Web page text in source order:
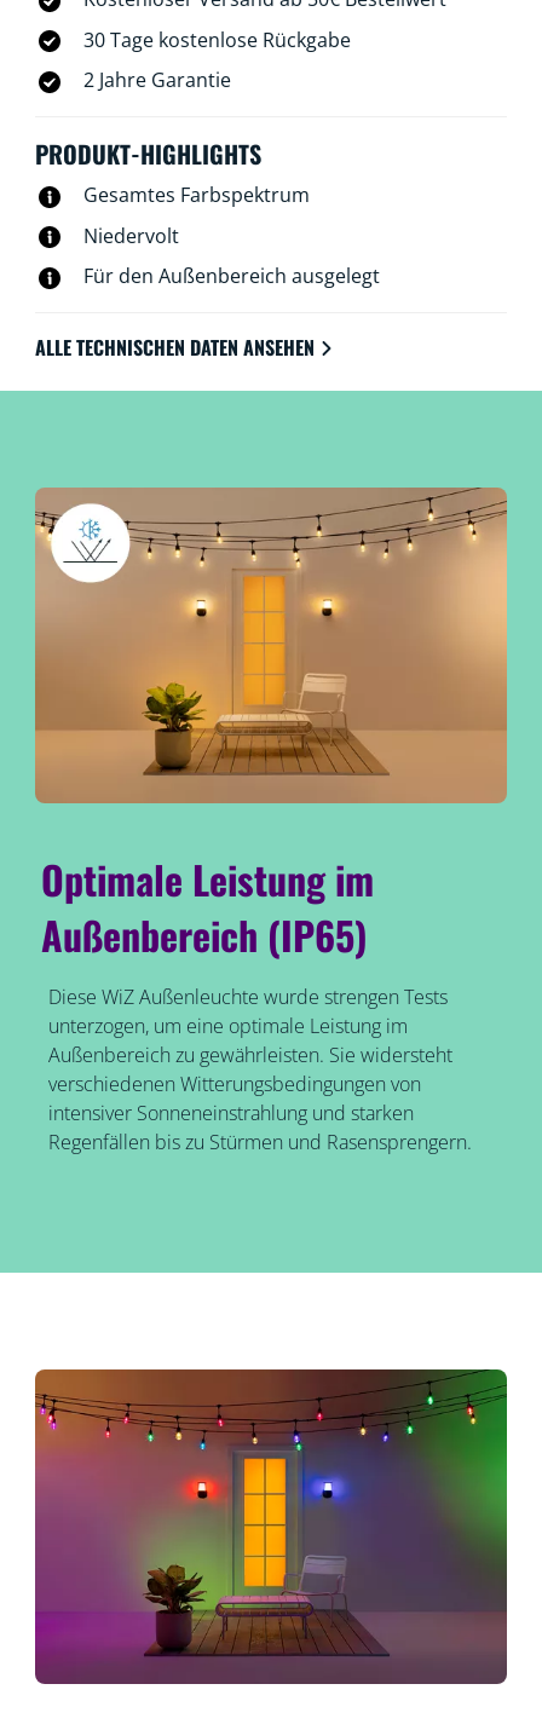
30 Tage kostenlose Rückgabe
2 Jahre Garantie
PRODUKT-HIGHLIGHTS
Gesamtes Farbspektrum
Niedervolt
Für den Außenbereich ausgelegt
ALLE TECHNISCHEN DATEN ANSEHEN
Optimale Leistung im
Außenbereich (IP65)
Diese WiZ Außenleuchte wurde strengen Tests
unterzogen, um eine optimale Leistung im
Außenbereich zu gewährleisten. Sie widersteht
verschiedenen Witterungsbedingungen von
intensiver Sonneneinstrahlung und starken
Regenfällen bis zu Stürmen und Rasensprengern.